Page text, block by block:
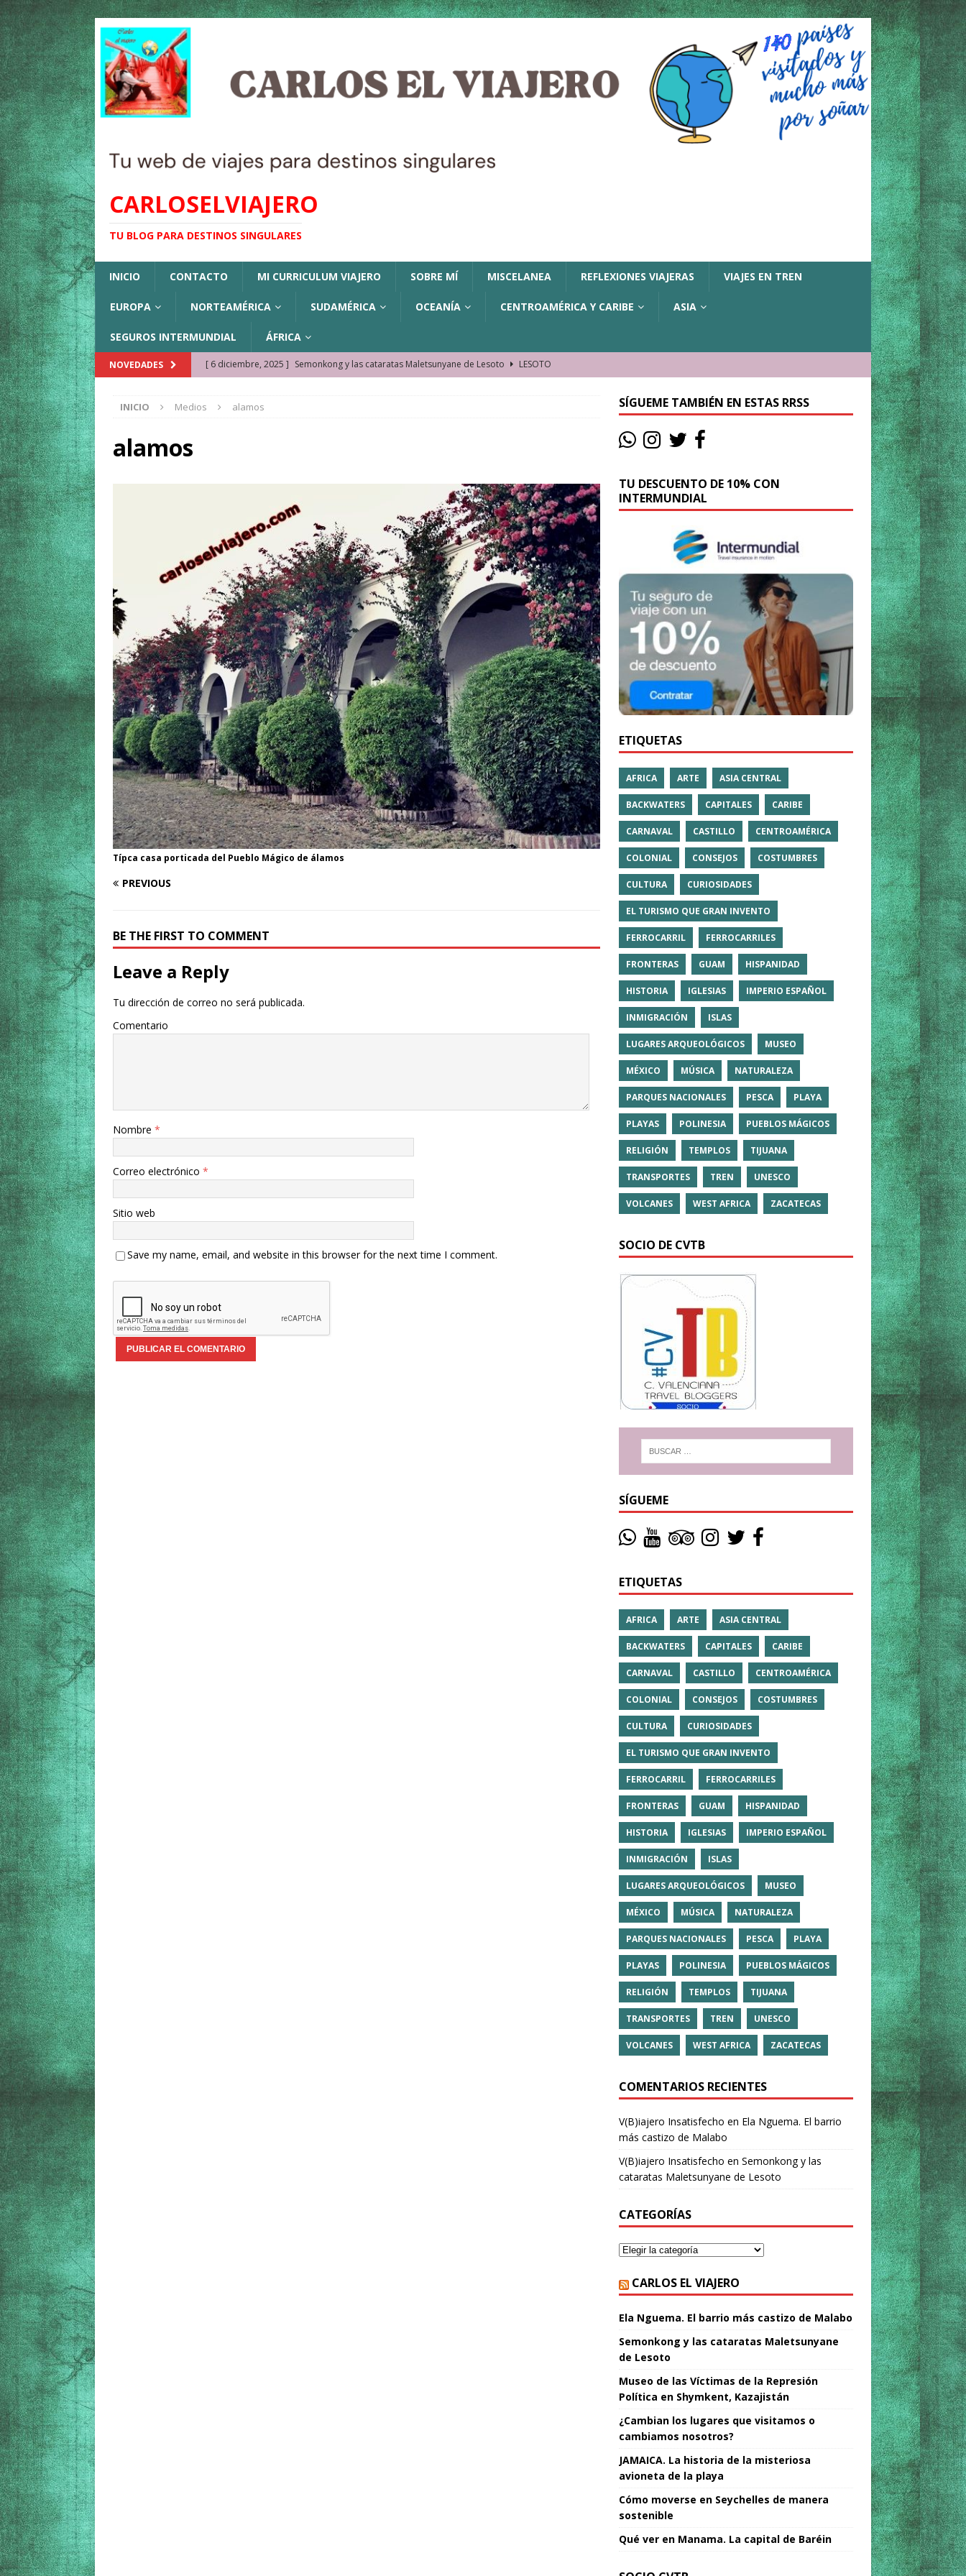
CARLOSELVIAJERO
TU BLOG PARA DESTINOS SINGULARES
INICIO CONTACTO MI CURRICULUM VIAJERO SOBRE MÍ MISCELANEA REFLEXIONES VIAJERAS VIAJES EN TREN
EUROPA NORTEAMÉRICA SUDAMÉRICA OCEANÍA CENTROAMÉRICA Y CARIBE ASIA
SEGUROS INTERMUNDIAL ÁFRICA
NOVEDADES [ 6 diciembre, 2025 ] Semonkong y las cataratas Maletsunyane de Lesoto
LESOTO
KAZAJISTÁN
[ 9 octubre, 2025 ] JAMAICA. La historia de la misteriosa avioneta de la playa
JAMAICA
[ 27 septiembre, 2025 ]
Cómo moverse en Seychelles de manera sostenible
SEYCHELLES
[ 3 agosto, 2025 ]
Qué ver en Manama. La capital de Baréin
BARÉIN
[ 15 marzo, 2026 ] Ela Nguema. El barrio más castizo de Malabo GUINEA ECUATORIAL
INICIO Medios alamos
alamos
Típca casa porticada del Pueblo Mágico de álamos
PREVIOUS
BE THE FIRST TO COMMENT
Leave a Reply
Tu dirección de correo no será publicada.
Comentario
Nombre *
Correo electrónico *
Sitio web
Save my name, email, and website in this browser for the next time I comment.
SÍGUEME TAMBIÉN EN ESTAS RRSS
TU DESCUENTO DE 10% CON
INTERMUNDIAL
ETIQUETAS
AFRICA ARTE ASIA CENTRAL
BACKWATERS CAPITALES CARIBE
CARNAVAL CASTILLO CENTROAMÉRICA
COLONIAL CONSEJOS COSTUMBRES
CULTURA CURIOSIDADES
EL TURISMO QUE GRAN INVENTO
FERROCARRIL FERROCARRILES
FRONTERAS GUAM HISPANIDAD
HISTORIA IGLESIAS IMPERIO ESPAÑOL
INMIGRACIÓN ISLAS
LUGARES ARQUEOLÓGICOS MUSEO
MÉXICO MÚSICA NATURALEZA
PARQUES NACIONALES PESCA PLAYA
PLAYAS POLINESIA PUEBLOS MÁGICOS
RELIGIÓN TEMPLOS TIJUANA
TRANSPORTES TREN UNESCO
VOLCANES WEST AFRICA ZACATECAS
SOCIO DE CVTB
SÍGUEME
ETIQUETAS
AFRICA ARTE ASIA CENTRAL
BACKWATERS CAPITALES CARIBE
CARNAVAL CASTILLO CENTROAMÉRICA
COLONIAL CONSEJOS COSTUMBRES
CULTURA CURIOSIDADES
EL TURISMO QUE GRAN INVENTO
FERROCARRIL FERROCARRILES
FRONTERAS GUAM HISPANIDAD
HISTORIA IGLESIAS IMPERIO ESPAÑOL
INMIGRACIÓN ISLAS
LUGARES ARQUEOLÓGICOS MUSEO
MÉXICO MÚSICA NATURALEZA
PARQUES NACIONALES PESCA PLAYA
PLAYAS POLINESIA PUEBLOS MÁGICOS
RELIGIÓN TEMPLOS TIJUANA
TRANSPORTES TREN UNESCO
VOLCANES WEST AFRICA ZACATECAS
COMENTARIOS RECIENTES
V(B)iajero Insatisfecho en Ela Nguema. El barrio
más castizo de Malabo
V(B)iajero Insatisfecho en Semonkong y las
cataratas Maletsunyane de Lesoto
CATEGORÍAS
CARLOS EL VIAJERO
Ela Nguema. El barrio más castizo de Malabo
Semonkong y las cataratas Maletsunyane
de Lesoto
Museo de las Víctimas de la Represión
Política en Shymkent, Kazajistán
¿Cambian los lugares que visitamos o
cambiamos nosotros?
JAMAICA. La historia de la misteriosa
avioneta de la playa
Cómo moverse en Seychelles de manera
sostenible
Qué ver en Manama. La capital de Baréin